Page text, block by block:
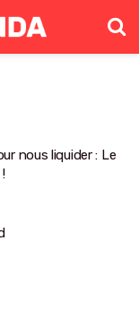
nous liquider : Le